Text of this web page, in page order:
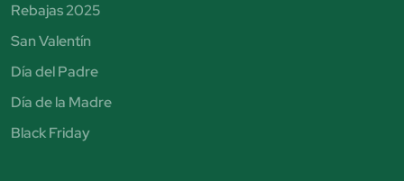
Rebajas 2025
San Valentín
Día del Padre
Día de la Madre
Black Friday